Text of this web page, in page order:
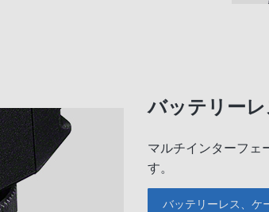
バッテリー
マルチインターフェ
す。
バッテリーレス、ケ